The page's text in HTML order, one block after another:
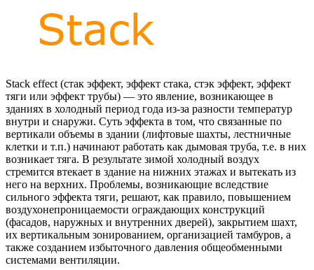
Stack effect (стак эффект, эффект стака, стэк эффект, эффект
тяги или эффект трубы) — это явление, возникающее в
зданиях в холодный период года из-за разности температур
внутри и снаружи. Суть эффекта в том, что связанные по
вертикали объемы в здании (лифтовые шахты, лестничные
клетки и т.п.) начинают работать как дымовая труба, т.е. в них
возникает тяга. В результате зимой холодный воздух
стремится втекает в здание на нижних этажах и вытекать из
него на верхних. Проблемы, возникающие вследствие
сильного эффекта тяги, решают, как правило, повышением
воздухонепроницаемости ограждающих конструкций
(фасадов, наружных и внутренних дверей), закрытием шахт,
их вертикальным зонированием, организацией тамбуров, а
также созданием избыточного давления общеобменными
системами вентиляции.